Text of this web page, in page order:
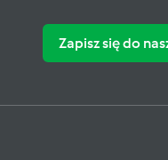
Zapisz się do